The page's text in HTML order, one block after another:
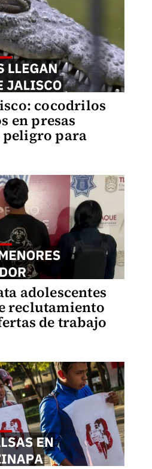
cocodrilos
en presas
para
adolescentes
reclutamiento
de trabajo